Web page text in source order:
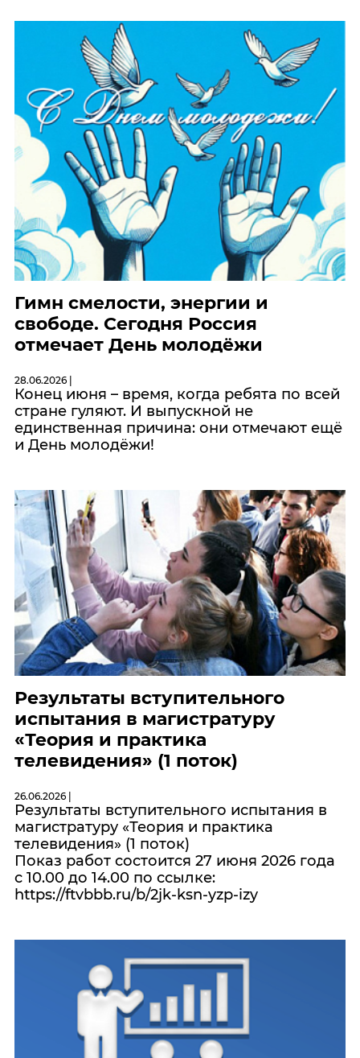
Гимн смелости, энергии и
свободе. Сегодня Россия
отмечает День молодёжи
28.06.2026 |
Конец июня – время, когда ребята по всей
стране гуляют. И выпускной не
единственная причина: они отмечают ещё
и День молодёжи!
Результаты вступительного
испытания в магистратуру
«Теория и практика
телевидения» (1 поток)
26.06.2026 |
Результаты вступительного испытания в
магистратуру «Теория и практика
телевидения» (1 поток)
Показ работ состоится 27 июня 2026 года
с 10.00 до 14.00 по ссылке:
https://ftvbbb.ru/b/2jk-ksn-yzp-izy